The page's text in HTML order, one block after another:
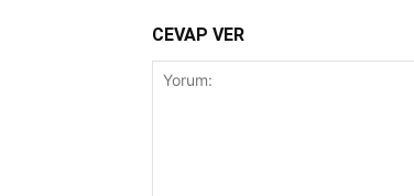
CEVAP VER